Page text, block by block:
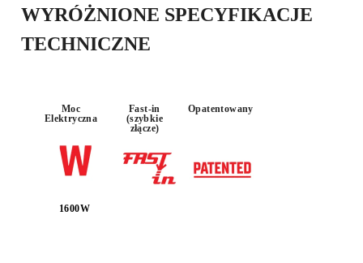
1600W
WYRÓŻNIONE SPECYFIKACJE
TECHNICZNE
Moc
Elektryczna
1600W
Fast-in
(szybkie
złącze)
Opatentowany